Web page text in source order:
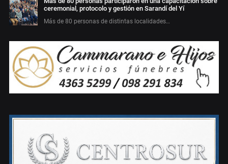
ceremonial, protocolo y gestión en Sarandí del Yí
Más de 80 personas de distintas localidades…